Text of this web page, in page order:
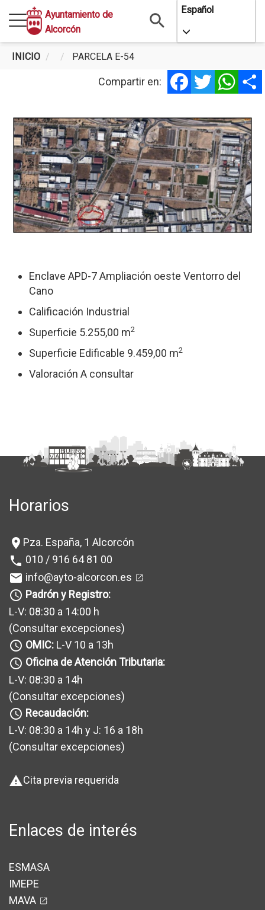
contenido
principal
Ayuntamiento de
Alcorcón
Español
Toggle
INICIO PARCELA E-54
Compartir en:
Facebook
Twitter
Enclave APD-7 Ampliación oeste Ventorro del
Cano
Calificación Industrial
Superficie 5.255,00 m2
Superficie Edificable 9.459,00 m2
Valoración A consultar
Horarios
location_on Pza. España, 1 Alcorcón
phone 010 / 916 64 81 00
mail info@ayto-alcorcon.es
query_builder Padrón y Registro:
L-V: 08:30 a 14:00 h
(Consultar excepciones)
query_builder OMIC: L-V 10 a 13h
query_builder Oficina de Atención Tributaria:
L-V: 08:30 a 14h
(Consultar excepciones)
query_builder Recaudación:
L-V: 08:30 a 14h y J: 16 a 18h
(Consultar excepciones)
warningCita previa requerida
Enlaces de interés
ESMASA
IMEPE
MAVA